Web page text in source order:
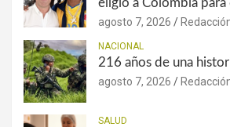
agosto 7, 2026
NACIONAL
216 años de una
agosto 7, 2026
SALUD